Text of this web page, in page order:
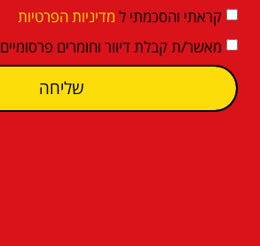
קראתי והסכמתי ל מדיניות הפרטיות
מאשר/ת קבלת דיוור וחומרים פרסומיים
שליחה